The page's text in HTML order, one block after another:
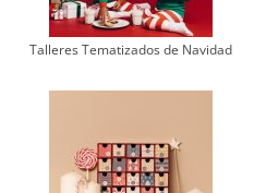
Talleres Tematizados de Navidad